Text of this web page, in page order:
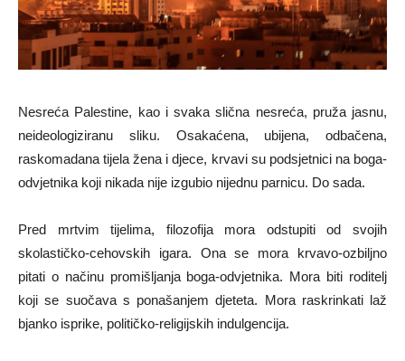
Nesreća Palestine, kao i svaka slična nesreća, pruža jasnu,
neideologiziranu sliku. Osakaćena, ubijena, odbačena,
raskomadana tijela žena i djece, krvavi su podsjetnici na boga-
odvjetnika koji nikada nije izgubio nijednu parnicu. Do sada.
Pred mrtvim tijelima, filozofija mora odstupiti od svojih
skolastičko-cehovskih igara. Ona se mora krvavo-ozbiljno
pitati o načinu promišljanja boga-odvjetnika. Mora biti roditelj
koji se suočava s ponašanjem djeteta. Mora raskrinkati laž
bjanko isprike, političko-religijskih indulgencija.